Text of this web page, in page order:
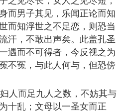
而男子其见，乐闻正论而知
而知浮世之不足恋，则恐当
汗，不敢出声矣。此盖孔圣
遇而不可得者，今反视之为
不冤，与此人何与，但恐傍
人而足九人之数，不妨其与
十乱；文母以一圣女而正